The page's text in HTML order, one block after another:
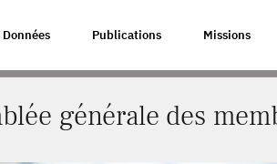
Données Publications Missions
MEMBRES DU GIP CASD
générale des